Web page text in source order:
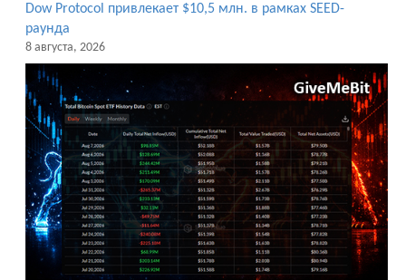
Dow Protocol привлекает $10,5 млн. в рамках SEED-
раунда
8 августа, 2026